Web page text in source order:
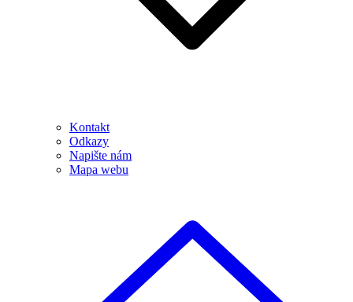
Kontakt
Odkazy
Napište nám
Mapa webu